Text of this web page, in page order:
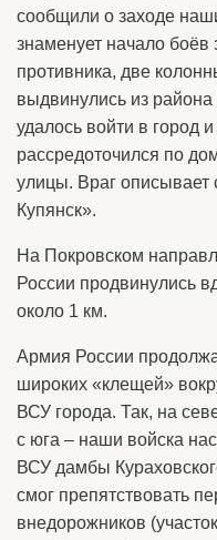
сообщили о заходе
знаменует начало боёв
противника, две
выдвинулись из
удалось войти в город
рассредоточился по
улицы. Враг описывает
Купянск».
На Покровском
России продвинулись
около 1 км.
Армия России
широких «клещей»
ВСУ города. Так, на
с юга – наши войска
ВСУ дамбы
смог препятствовать
внедорожников